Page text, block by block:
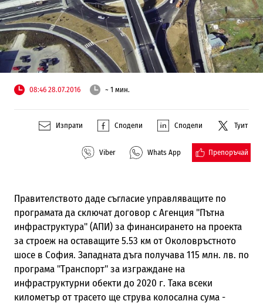
08:46 28.07.2016 ~ 1 мин.
Изпрати Сподели Сподели Туит
Viber Whats App Препоръчай
Правителството даде съгласие управляващите по
програмата да сключат договор с Агенция "Пътна
инфраструктура" (АПИ) за финансирането на проекта
за строеж на оставащите 5.53 км от Околовръстното
шосе в София. Западната дъга получава 115 млн. лв. по
програма "Транспорт" за изграждане на
инфраструктурни обекти до 2020 г. Така всеки
километър от трасето ще струва колосална сума -